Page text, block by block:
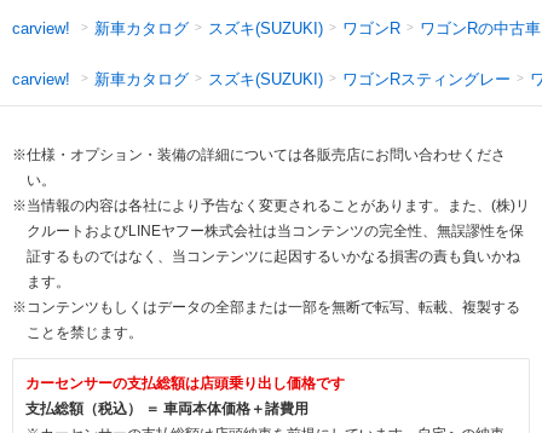
carview! 新車カタログ スズキ(SUZUKI) ワゴンR ワゴンRの中古車
carview! 新車カタログ スズキ(SUZUKI) ワゴンRスティングレー
※仕様・オプション・装備の詳細については各販売店にお問い合わせくださ
い。
※当情報の内容は各社により予告なく変更されることがあります。また、(株)リ
クルートおよびLINEヤフー株式会社は当コンテンツの完全性、無誤謬性を保
証するものではなく、当コンテンツに起因するいかなる損害の責も負いかね
ます。
※コンテンツもしくはデータの全部または一部を無断で転写、転載、複製する
ことを禁じます。
カーセンサーの支払総額は店頭乗り出し価格です
支払総額（税込） ＝ 車両本体価格＋諸費用